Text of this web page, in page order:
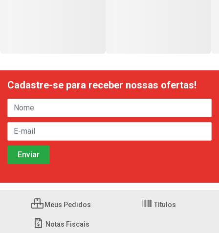
Cadastre-se para receber nossas ofertas!
Meus Pedidos Títulos
Notas Fiscais